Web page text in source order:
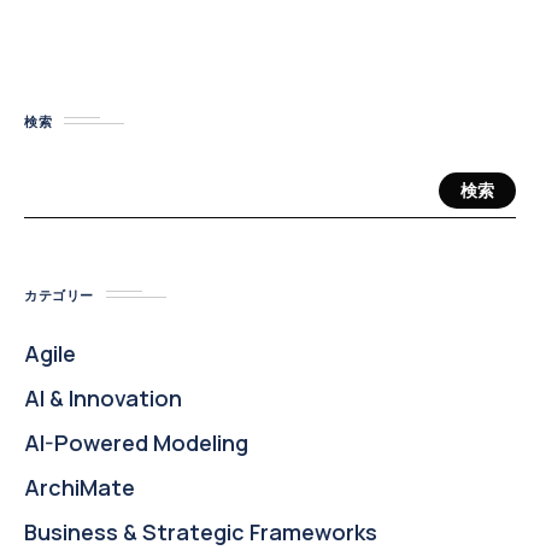
検索
検索
カテゴリー
Agile
AI & Innovation
AI-Powered Modeling
ArchiMate
Business & Strategic Frameworks